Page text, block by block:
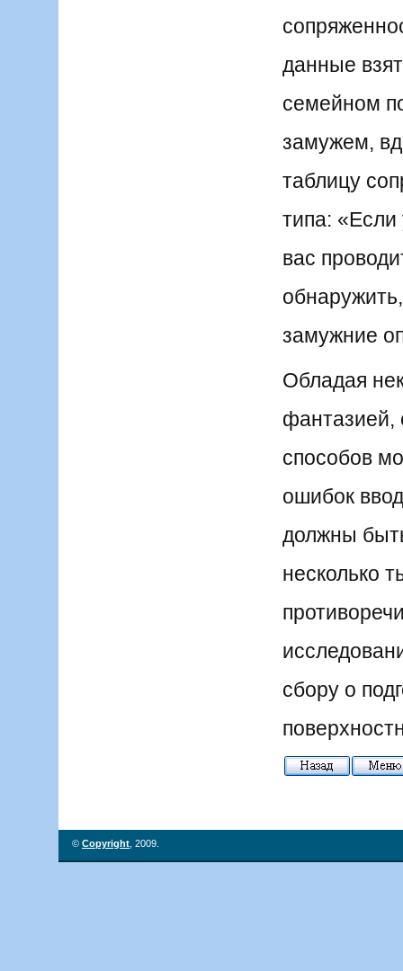
данные
семейном
замужем,
таблицу
типа:
вас
замужние
Обладая
способов
ошибок
должны
несколько
сбору о
© Copyright , 2009.